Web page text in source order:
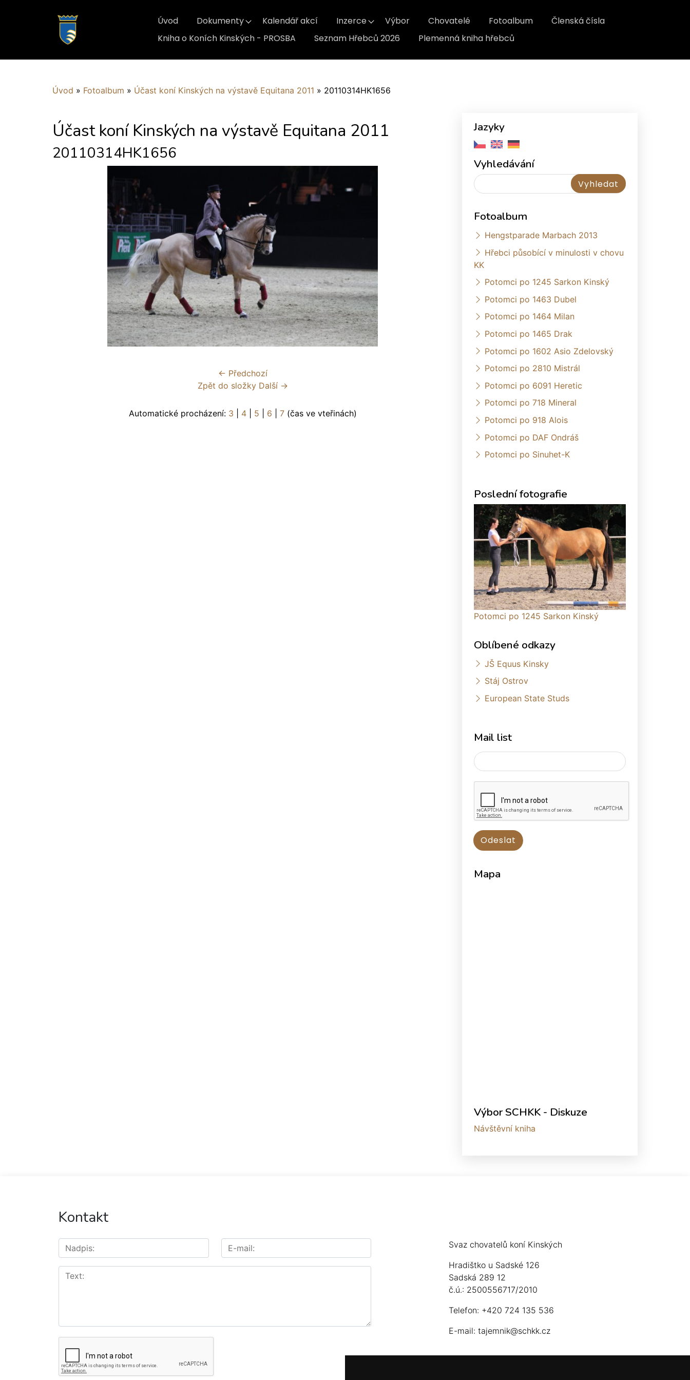
Úvod Dokumenty Kalendář akcí Inzerce Výbor Chovatelé Fotoalbum
Členská čísla
Kniha o Koních Kinských - PROSBA
Seznam Hřebců 2026 Plemenná kniha hřebců
Úvod » Fotoalbum » Účast koní Kinských na výstavě Equitana 2011 » 20110314HK1656
Účast koní Kinských na výstavě Equitana 2011
20110314HK1656
← Předchozí
Zpět do složky Další →
Automatické procházení: 3 4| 5 6 7(čas ve vteřinách)
Jazyky
Vyhledávání
Fotoalbum
Hengstparade Marbach 2013
Hřebci působící v minulosti v chovu
KK
Potomci po 1245 Sarkon Kinský
Potomci po 1463 Dubel
Potomci po 1464 Milan
Potomci po 1465 Drak
Potomci po 1602 Asio Zdelovský
Potomci po 2810 Mistrál
Potomci po 6091 Heretic
Potomci po 718 Mineral
Potomci po 918 Alois
Potomci po DAF Ondráš
Potomci po Sinuhet-K
Poslední fotografie
Potomci po 1245 Sarkon Kinský
Oblíbené odkazy
JŠ Equus Kinsky
Stáj Ostrov
European State Studs
Mail list
Mapa
Výbor SCHKK - Diskuze
Návštěvní kniha
Kontakt
Svaz chovatelů koní Kinských
Hradištko u Sadské 126
Sadská 289 12
č.ú.: 2500556717/2010
Telefon: +420 724 135 536
E-mail: tajemnik@schkk.cz